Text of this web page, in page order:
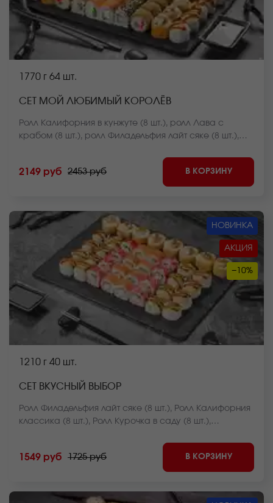
1770 г 64 шт.
СЕТ МОЙ ЛЮБИМЫЙ КОРОЛЁВ
Ролл Калифорния в кунжуте (8 шт.), ролл Лава с
крабом (8 шт.), ролл Филадельфия лайт сяке (8 шт.),
лососем запеченный (8 шт.), ролл Оливье темпура (8
шт.), ролл Мистер Крабс запеченный (8 шт.), Мини
ролл с огурцом (8 шт.) *Внешний вид блюда может
2149 руб 2453 руб В КОРЗИНУ
НОВИНКА
АКЦИЯ
−10%
1210 г 40 шт.
СЕТ ВКУСНЫЙ ВЫБОР
Ролл Филадельфия лайт сяке (8 шт.), Ролл Калифорния
классика (8 шт.), Ролл Курочка в саду (8 шт.),
шт.) *Внешний вид блюда может отличаться от фото на
сайте.
1549 руб 1725 руб В КОРЗИНУ